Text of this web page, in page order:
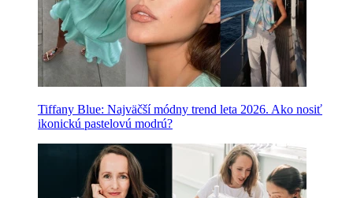
Tiffany Blue: Najväčší módny trend leta 2026. Ako nosiť
ikonickú pastelovú modrú?